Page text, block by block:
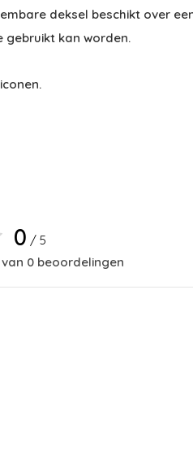
deksel beschikt over
gebruikt kan worden.
0 / 5
0 beoordelingen